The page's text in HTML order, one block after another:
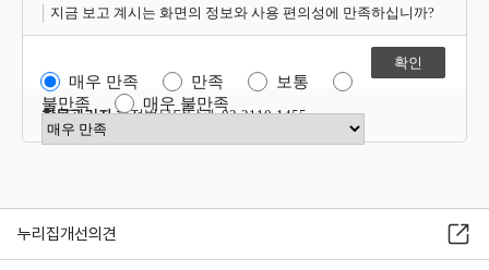
지금 보고 계시는 화면의 정보와 사용 편의성에 만족하십니까?
매우 만족 만족
보통
불만족
매우 불만족
만족도 점수 선택
항목관리자행정법무담당관 02-2110-1455
누리집개선의견